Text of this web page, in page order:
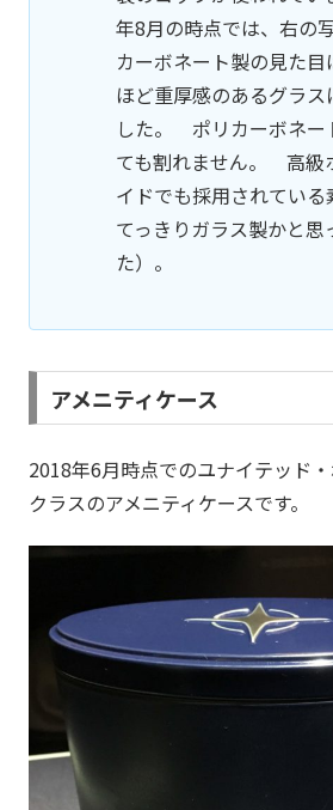
年8月の時点では、右の
カーボネート製の見た
ほど重厚感のあるグラ
した。 ポリカーボネー
ても割れません。 高級
イドでも採用されている
てっきりガラス製かと思
た）。
アメニティケース
2018年6月時点でのユナイテッド
クラスのアメニティケースです。